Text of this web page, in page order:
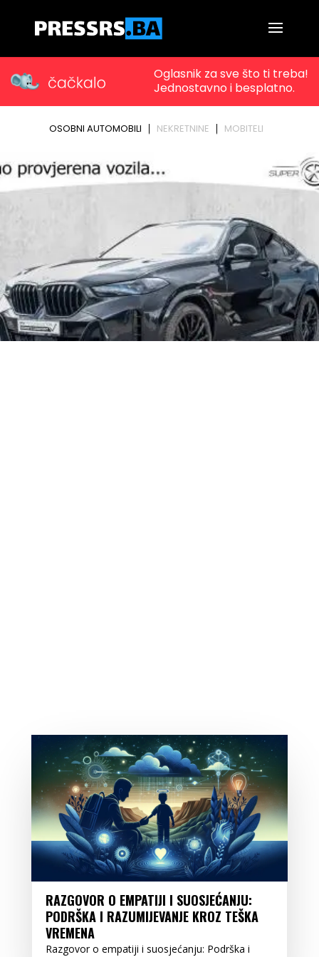
RAZGOVOR O EMPATIJI I SUOSJEĆANJU:
PODRŠKA I RAZUMIJEVANJE KROZ TEŠKA
VREMENA
Razgovor o empatiji i suosjećanju: Podrška i